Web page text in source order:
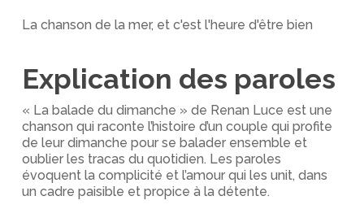
La chanson de la mer, et c'est l'heure d'être bien
Explication des paroles
« La balade du dimanche » de Renan Luce est une
chanson qui raconte l’histoire d’un couple qui profite
de leur dimanche pour se balader ensemble et
oublier les tracas du quotidien. Les paroles
évoquent la complicité et l’amour qui les unit, dans
un cadre paisible et propice à la détente.